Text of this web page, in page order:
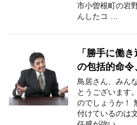
市小曽根町の岩
んしたコ …
「勝手に働
の包括的命令
鳥居さん、みん
とうございます
のでしょうか！
付けているのは